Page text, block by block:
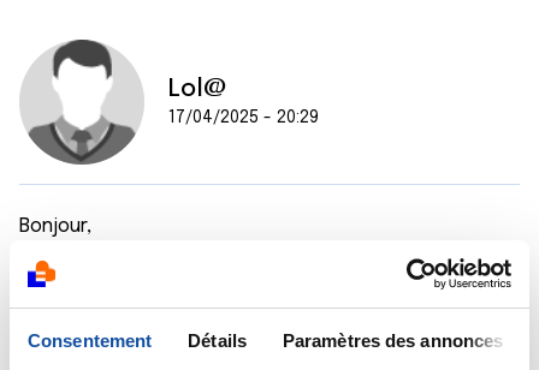
Consentement Détails Paramètres des annonces
Lol@
17/04/2025 - 20:29
Bonjour,
En septembre 2023, ma gynecologue a identifié à la
palpation une masse suspecte.
L échographie et la mammographie réalisées pour